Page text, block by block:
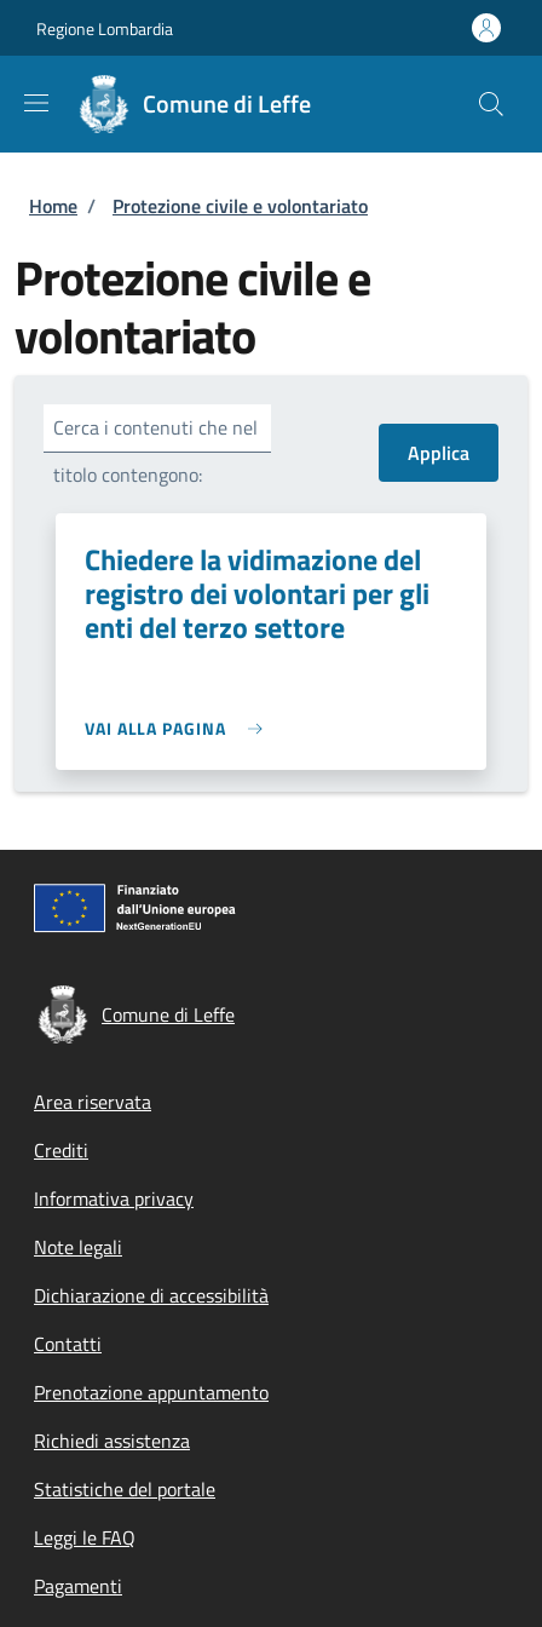
Regione Lombardia
Comune di Leffe
Briciole di pane
Home / Protezione civile e volontariato
Protezione civile e
volontariato
Cerca i contenuti che nel
titolo contengono:
Chiedere la vidimazione del
registro dei volontari per gli
enti del terzo settore
VAI ALLA PAGINA
Comune di Leffe
Footer menu
Area riservata
Crediti
Informativa privacy
Note legali
Dichiarazione di accessibilità
Contatti
Prenotazione appuntamento
Richiedi assistenza
Statistiche del portale
Leggi le FAQ
Pagamenti